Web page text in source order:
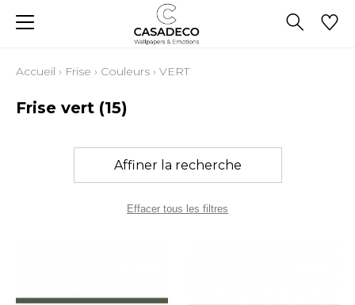
Accueil › Frise › Couleurs › VERT
Frise vert (15)
Affiner la recherche
Effacer tous les filtres